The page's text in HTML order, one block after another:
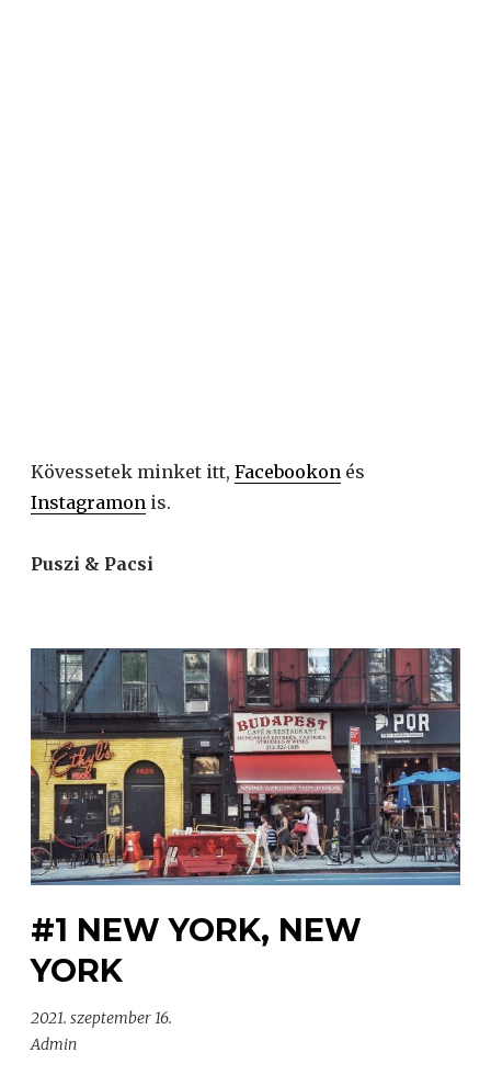
Kövessetek minket itt, Facebookon és
Instagramon is.
Puszi & Pacsi
#1 NEW YORK, NEW
YORK
2021. szeptember 16.
Admin